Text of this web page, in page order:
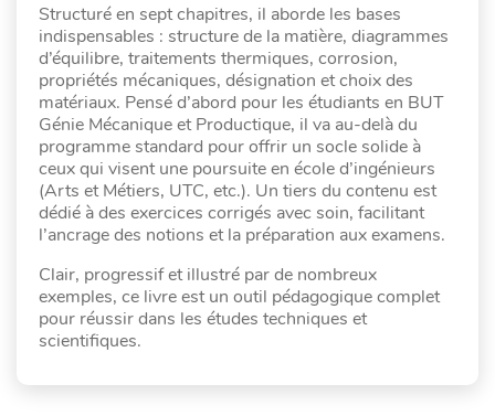
Structuré en sept chapitres, il aborde les bases
indispensables : structure de la matière, diagrammes
d’équilibre, traitements thermiques, corrosion,
propriétés mécaniques, désignation et choix des
matériaux. Pensé d’abord pour les étudiants en BUT
Génie Mécanique et Productique, il va au-delà du
programme standard pour offrir un socle solide à
ceux qui visent une poursuite en école d’ingénieurs
(Arts et Métiers, UTC, etc.). Un tiers du contenu est
dédié à des exercices corrigés avec soin, facilitant
l’ancrage des notions et la préparation aux examens.
Clair, progressif et illustré par de nombreux
exemples, ce livre est un outil pédagogique complet
pour réussir dans les études techniques et
scientifiques.